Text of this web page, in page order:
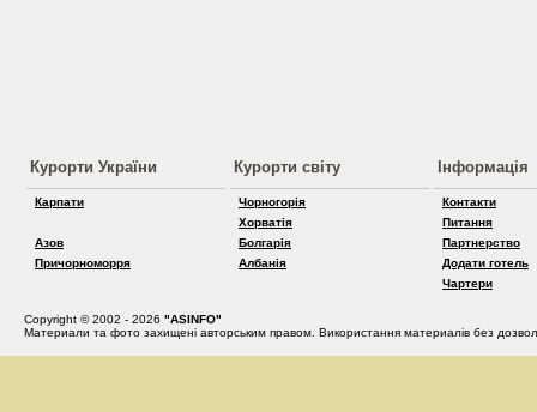
Курорти України
Карпати
Азов
Причорноморря
Курорти світу
Чорногорія
Хорватія
Болгарія
Албанія
Інформація
Контакти
Питання
Партнерство
Додати готель
Чартери
Copyright © 2002 - 2026 "ASINFO"
Материали та фото захищені авторським правом. Використання материалів без